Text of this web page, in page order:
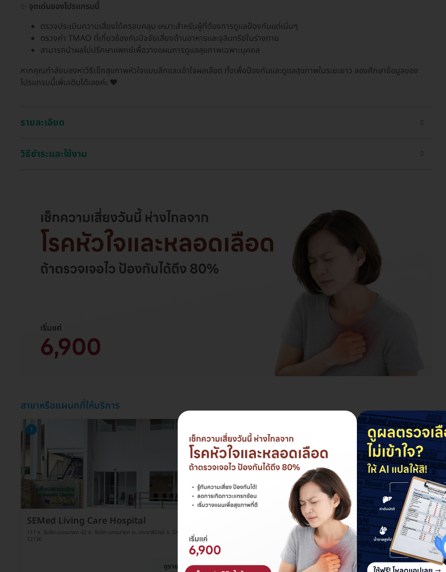
จุดเด่นของโปรแกรมนี้
ตรวจประเมินความเสี่ยงได้ครอบคลุม เหมาะสำหรับผู้ที่ต้องการดูแลป้องกันแต่เนิ่นๆ
ตรวจค่า TMAO ที่เกี่ยวข้องกับปัจจัยเสี่ยงด้านอาหารและจุลินทรีย์ในร่างกาย
สามารถนำผลไปปรึกษาแพทย์เพื่อวางแผนการดูแลสุขภาพเฉพาะบุคคล
หากคุณกำลังมองหาวิธีเช็กสุขภาพหัวใจแบบลึกและเข้าใจผลเลือด ทั้งเพื่อป้องกันและดูแลสุขภาพในระยะยาว ลองศึกษาข้อมูลของ
โปรแกรมนี้เพิ่มเติมได้เลยค่ะ ❤️
รายละเอียด
วิธีชำระและใช้งาน
สาขาหรือแผนกที่ให้บริการ
1
SEMed Living Care Hospital
111 ซ. รังสิต-นครนายก 42 ถ. รังสิต-นครนายก ต. ประชาธิปัตย์ อ. ธัญบุรี จ. ปทุมธานี
12130
ดูรายละเอียด